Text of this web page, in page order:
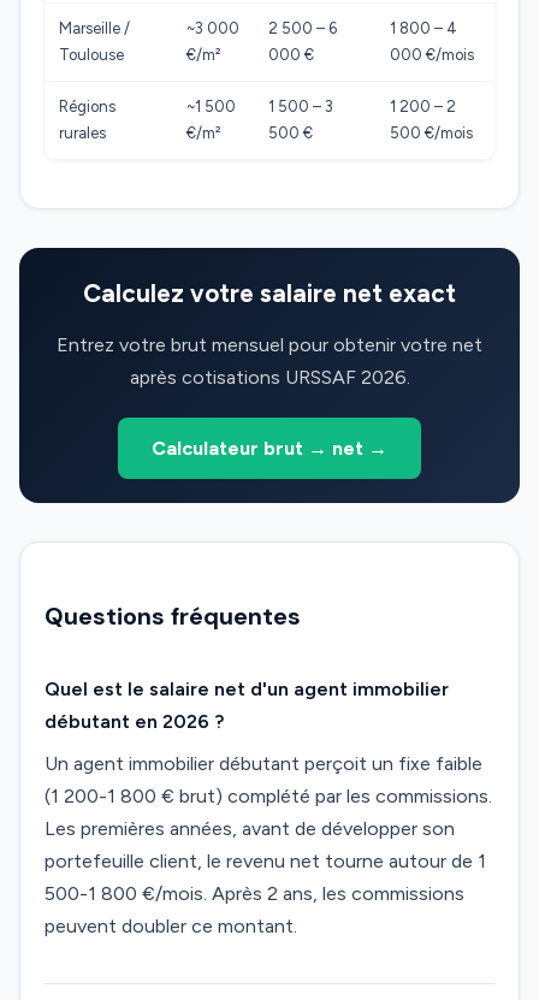
Marseille /
Toulouse
~3 000
€/m²
2 500 – 6
000 €
1 800 – 4
000 €/mois
Régions
rurales
~1 500
€/m²
1 500 – 3
500 €
1 200 – 2
500 €/mois
Calculez votre salaire net exact
Entrez votre brut mensuel pour obtenir votre net
après cotisations URSSAF 2026.
Calculateur brut → net →
Questions fréquentes
Quel est le salaire net d'un agent immobilier
débutant en 2026 ?
Un agent immobilier débutant perçoit un fixe faible
(1 200-1 800 € brut) complété par les commissions.
Les premières années, avant de développer son
portefeuille client, le revenu net tourne autour de 1
500-1 800 €/mois. Après 2 ans, les commissions
peuvent doubler ce montant.